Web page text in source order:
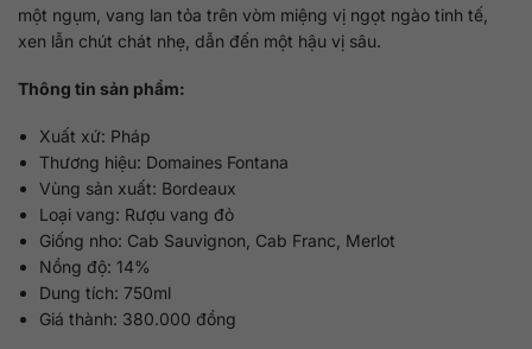
một ngụm, vang lan tỏa trên vòm miệng vị ngọt ngào tinh tế,
xen lẫn chút chát nhẹ, dẫn đến một hậu vị sâu.
Thông tin sản phẩm:
Xuất xứ: Pháp
Thương hiệu: Domaines Fontana
Vùng sản xuất: Bordeaux
Loại vang: Rượu vang đỏ
Giống nho: Cab Sauvignon, Cab Franc, Merlot
Nồng độ: 14%
Dung tích: 750ml
Giá thành: 380.000 đồng